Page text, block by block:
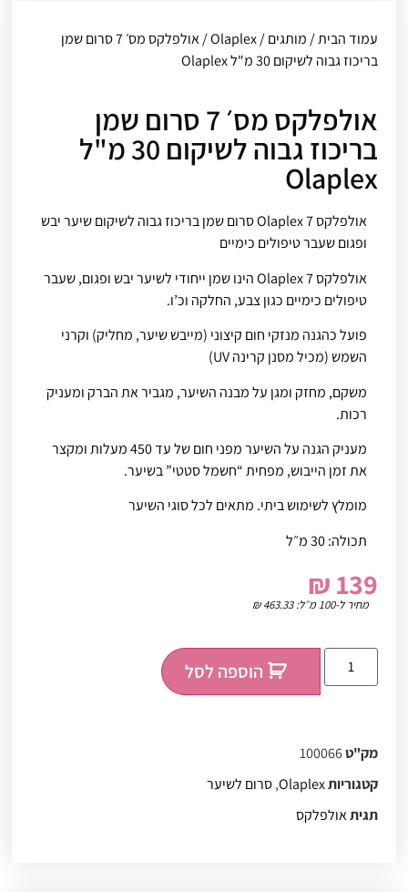
עמוד הבית/מותגים/
Olaplex
/ אולפלקס מס׳ 7 סרום שמן
בריכוז גבוה לשיקום 30 מ"ל Olaplex
אולפלקס מס׳ 7 סרום שמן
בריכוז גבוה לשיקום 30 מ"ל
Olaplex
אולפלקס Olaplex 7 סרום שמן בריכוז גבוה לשיקום שיער יבש
ופגום שעבר טיפולים כימיים
אולפלקס 7 Olaplex הינו שמן ייחודי לשיער יבש ופגום, שעבר
טיפולים כימיים כגון צבע, החלקה וכ’ו.
פועל כהגנה מנזקי חום קיצוני (מייבש שיער, מחליק) וקרני
השמש (מכיל מסנן קרינה UV)
משקם, מחזק ומגן על מבנה השיער, מגביר את הברק ומעניק
רכות.
מעניק הגנה על השיער מפני חום של עד 450 מעלות ומקצר
את זמן הייבוש, מפחית “חשמל סטטי” בשיער.
מומלץ לשימוש ביתי. מתאים לכל סוגי השיער
תכולה: 30 מ״ל
₪ 139
מחיר ל-100 מ״ל: ₪463.33
הוספה לסל
מק"ט100066
קטגוריותOlaplex
,סרום לשיער
תגיתאולפלקס